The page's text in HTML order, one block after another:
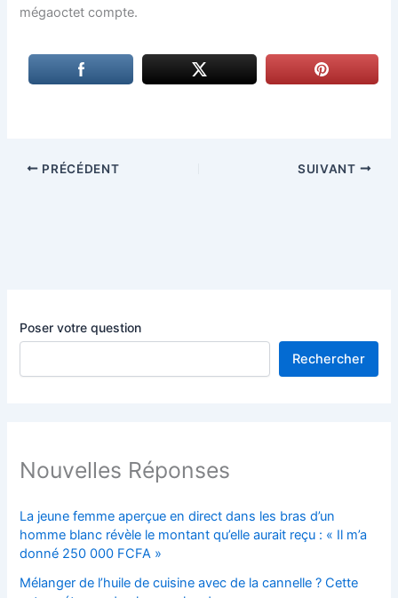
Poser votre question
Rechercher
Nouvelles Réponses
La jeune femme aperçue en direct dans les bras d’un
homme blanc révèle le montant qu’elle aurait reçu : « Il m’a
donné 250 000 FCFA »
Mélanger de l’huile de cuisine avec de la cannelle ? Cette
mégaoctet compte.
PRÉCÉDENT SUIVANT